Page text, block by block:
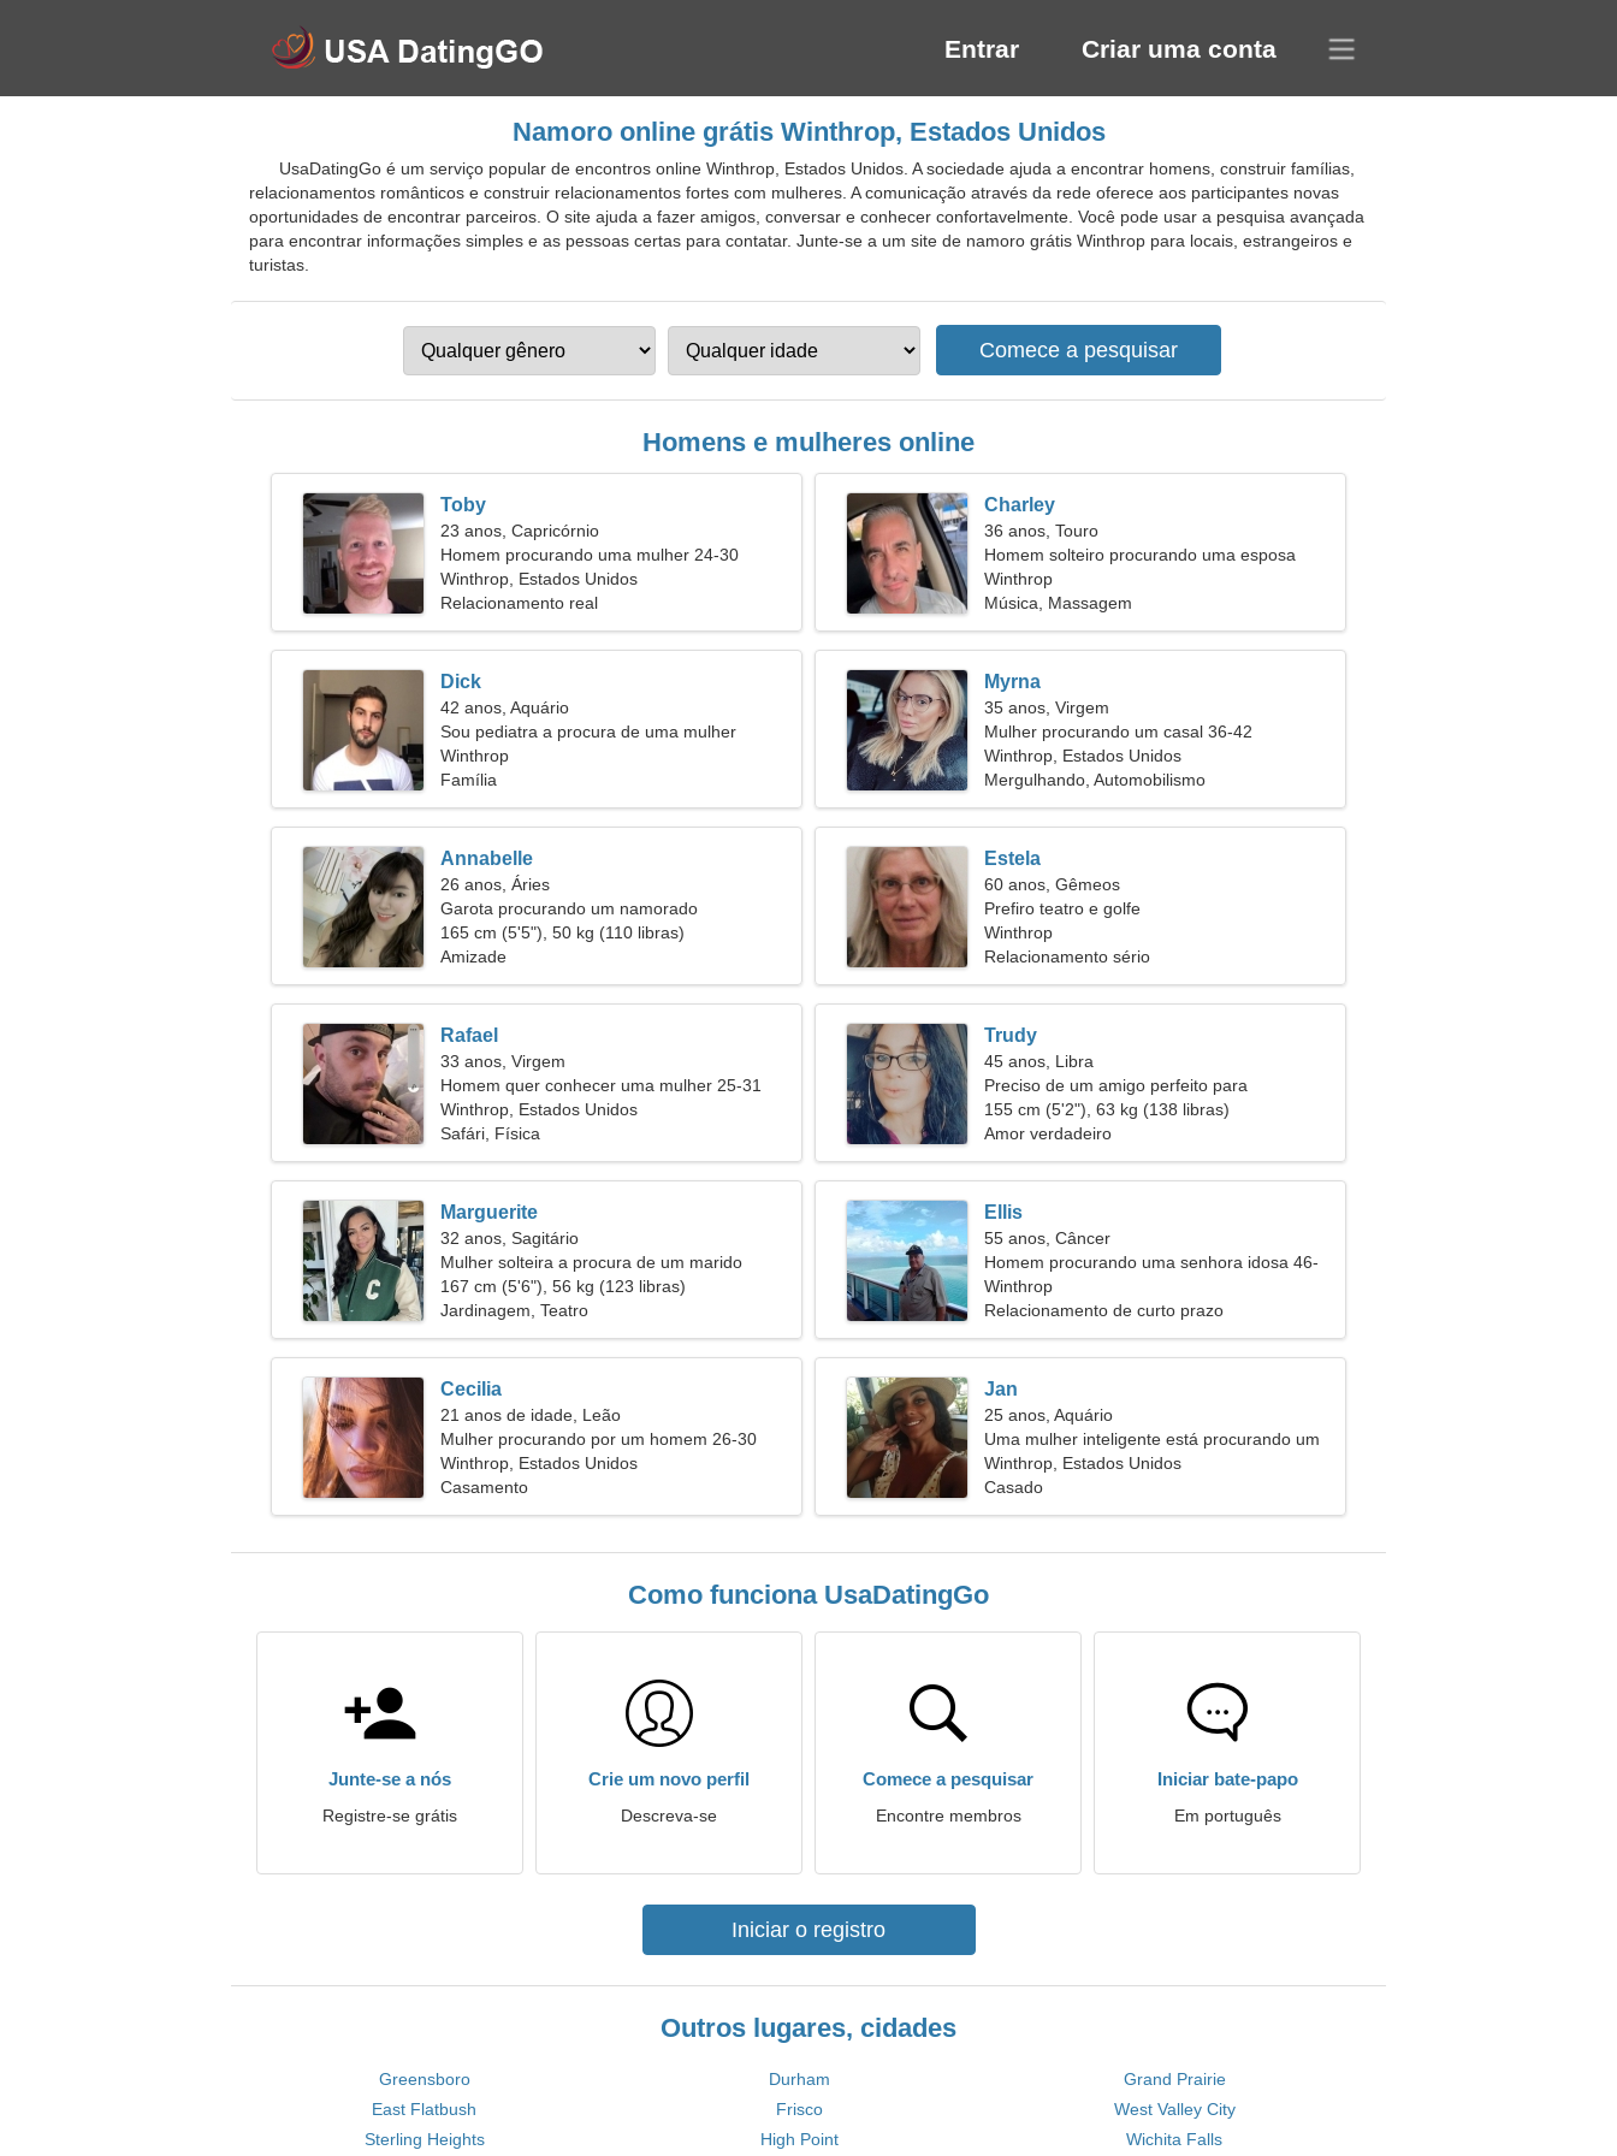
Entrar Criar uma conta
Namoro online grátis Winthrop, Estados Unidos
UsaDatingGo é um serviço popular de encontros online Winthrop, Estados Unidos. A sociedade ajuda a encontrar homens, construir famílias,
relacionamentos românticos e construir relacionamentos fortes com mulheres. A comunicação através da rede oferece aos participantes novas
oportunidades de encontrar parceiros. O site ajuda a fazer amigos, conversar e conhecer confortavelmente. Você pode usar a pesquisa avançada
para encontrar informações simples e as pessoas certas para contatar. Junte-se a um site de namoro grátis Winthrop para locais, estrangeiros e
turistas.
Homens e mulheres online
Toby
23 anos, Capricórnio
Homem procurando uma mulher 24-30
Winthrop, Estados Unidos
Relacionamento real
Charley
36 anos, Touro
Homem solteiro procurando uma esposa
Winthrop
Música, Massagem
Dick
42 anos, Aquário
Sou pediatra a procura de uma mulher
esguia
Winthrop
Família
Myrna
35 anos, Virgem
Mulher procurando um casal 36-42
Winthrop, Estados Unidos
Mergulhando, Automobilismo
Annabelle
26 anos, Áries
Garota procurando um namorado
165 cm (5'5"), 50 kg (110 libras)
Amizade
Estela
60 anos, Gêmeos
Prefiro teatro e golfe
Winthrop
Relacionamento sério
Rafael
33 anos, Virgem
Homem quer conhecer uma mulher 25-31
Winthrop, Estados Unidos
Safári, Física
Trudy
45 anos, Libra
Preciso de um amigo perfeito para
esquiarmos juntos
155 cm (5'2"), 63 kg (138 libras)
Amor verdadeiro
Marguerite
32 anos, Sagitário
Mulher solteira a procura de um marido
167 cm (5'6"), 56 kg (123 libras)
Jardinagem, Teatro
Ellis
55 anos, Câncer
Homem procurando uma senhora idosa 46-
53
Winthrop
Relacionamento de curto prazo
Cecilia
21 anos de idade, Leão
Mulher procurando por um homem 26-30
Winthrop, Estados Unidos
Casamento
Jan
25 anos, Aquário
Uma mulher inteligente está procurando um
encontro
Winthrop, Estados Unidos
Casado
Como funciona UsaDatingGo
Junte-se a nós
Registre-se grátis
Crie um novo perfil
Descreva-se
Comece a pesquisar
Encontre membros
Iniciar bate-papo
Em português
Iniciar o registro
Outros lugares, cidades
Greensboro Durham
Grand Prairie
East Flatbush
Frisco
West Valley City
Sterling Heights
High Point Wichita Falls